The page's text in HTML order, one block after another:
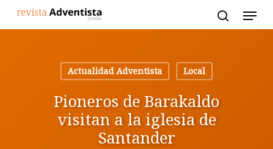
Actualidad Adventista
Local
Pioneros de Barakaldo
visitan a la iglesia de
Santander